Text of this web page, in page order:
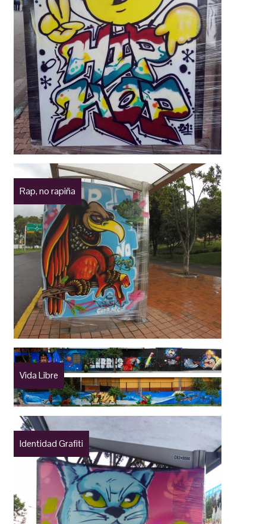
Rap, no rapiña
Vida Libre
Identidad Grafiti